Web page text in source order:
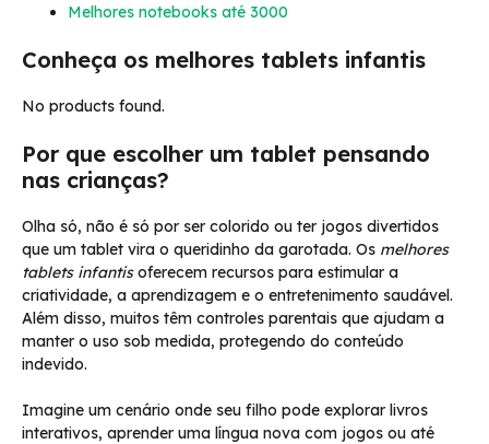
Melhores notebooks até 3000
Conheça os melhores tablets infantis
No products found.
Por que escolher um tablet pensando
nas crianças?
Olha só, não é só por ser colorido ou ter jogos divertidos
que um tablet vira o queridinho da garotada. Os melhores
tablets infantisoferecem recursos para estimular a
criatividade, a aprendizagem e o entretenimento saudável.
Além disso, muitos têm controles parentais que ajudam a
manter o uso sob medida, protegendo do conteúdo
indevido.
Imagine um cenário onde seu filho pode explorar livros
interativos, aprender uma língua nova com jogos ou até